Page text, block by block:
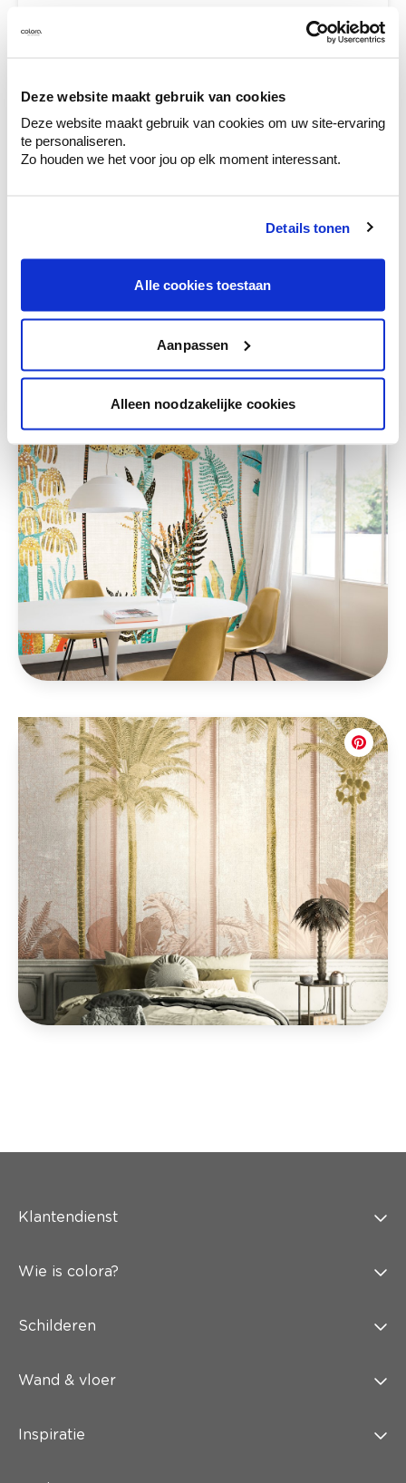
Deze website maakt gebruik van cookies
Deze website maakt gebruik van cookies om uw site-ervaring
te personaliseren.
Zo houden we het voor jou op elk moment interessant.
Details tonen
Alle cookies toestaan
Aanpassen
Alleen noodzakelijke cookies
Bekijk je kleur in de winkel
Ontdek er kleurechte stalen van je
kleurenselectie.
Bekijk er de bijhorende tinten om je kleur
Klantendienst
Wie is colora?
Schilderen
Wand & vloer
Inspiratie